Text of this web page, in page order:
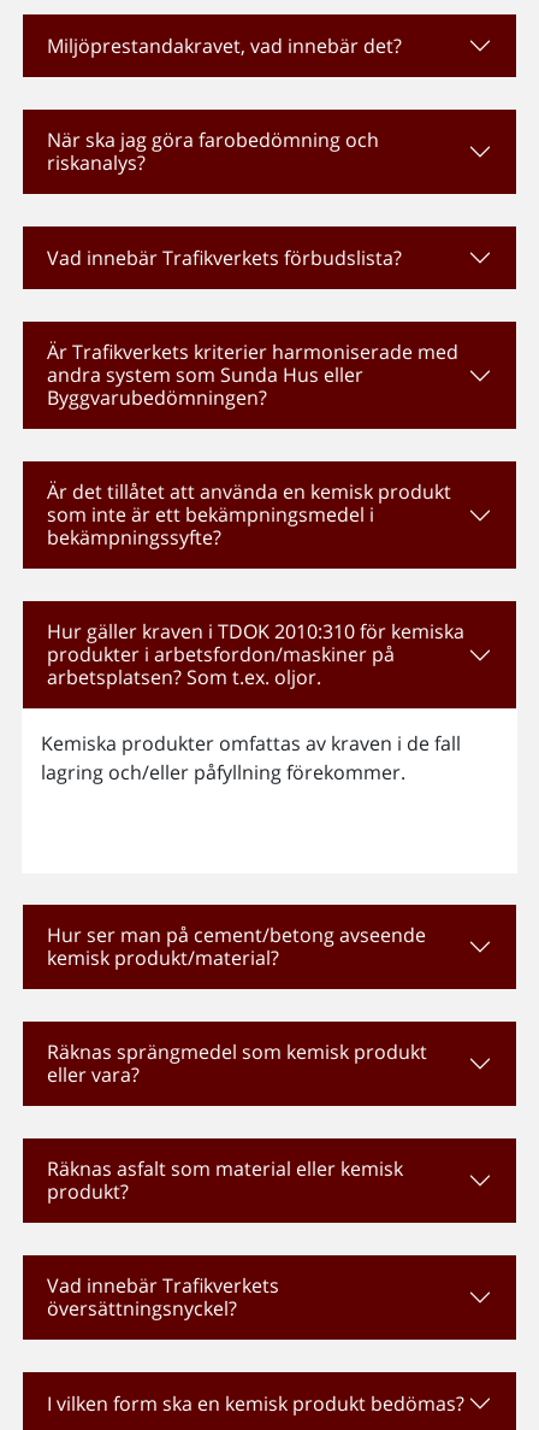
Miljöprestandakravet, vad innebär det?
När ska jag göra farobedömning och
riskanalys?
Vad innebär Trafikverkets förbudslista?
Är Trafikverkets kriterier harmoniserade med
andra system som Sunda Hus eller
Byggvarubedömningen?
Är det tillåtet att använda en kemisk produkt
som inte är ett bekämpningsmedel i
bekämpningssyfte?
Hur gäller kraven i TDOK 2010:310 för kemiska
produkter i arbetsfordon/maskiner på
arbetsplatsen? Som t.ex. oljor.
Kemiska produkter omfattas av kraven i de fall
lagring och/eller påfyllning förekommer.
Hur ser man på cement/betong avseende
kemisk produkt/material?
Räknas sprängmedel som kemisk produkt
eller vara?
Räknas asfalt som material eller kemisk
produkt?
Vad innebär Trafikverkets
översättningsnyckel?
I vilken form ska en kemisk produkt bedömas?